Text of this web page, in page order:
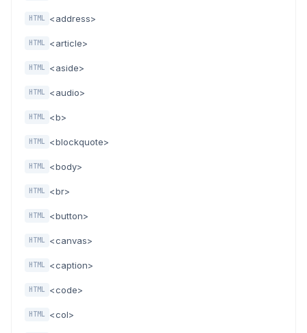
HTML <address>
HTML <article>
HTML <aside>
HTML <audio>
HTML <b>
HTML <blockquote>
HTML <body>
HTML <br>
HTML <button>
HTML <canvas>
HTML <caption>
HTML <code>
HTML <col>